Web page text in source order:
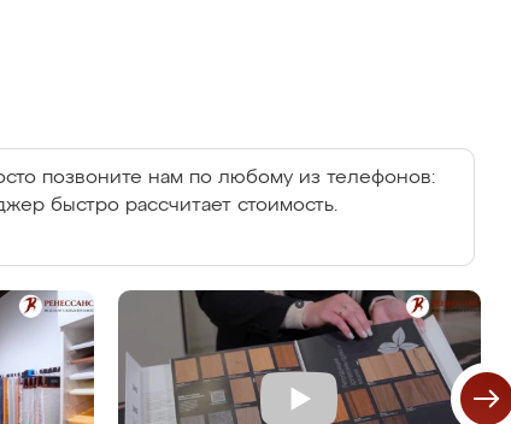
позвоните нам по любому из телефонов:
быстро рассчитает стоимость.